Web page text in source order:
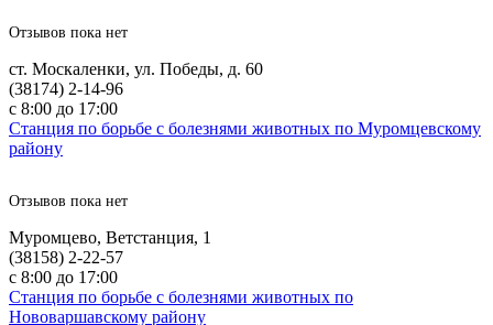
Отзывов пока нет
ст. Москаленки, ул. Победы, д. 60
(38174) 2-14-96
с 8:00 до 17:00
Станция по борьбе с болезнями животных по Муромцевскому
району
Отзывов пока нет
Муромцево, Ветстанция, 1
(38158) 2-22-57
с 8:00 до 17:00
Станция по борьбе с болезнями животных по
Нововаршавскому району